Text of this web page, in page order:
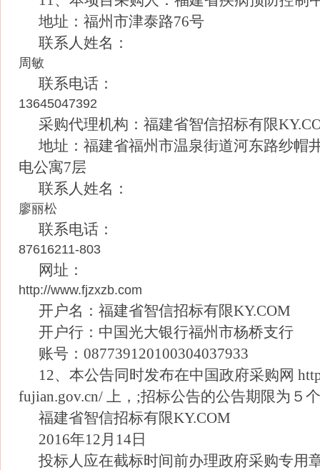
地址：福州市津泰路76号
联系人姓名：
周敏
联系电话：
13645047392
采购代理机构：福建省智信招标有限
地址：福建省福州市温泉街道河东路纱帽
电公寓7层
联系人姓名：
廖丽松
联系电话：
87616211-803
网址：
http://www.fjzxzb.com
开户名：福建省智信招标有限KY.COM
开户行：中国光大银行福州市杨桥支行
账号：087739120100304037933
12、本公告同时发布在中国政府采购网
fujian.gov.cn/ 上，;招标公告的公告期限为５
福建省智信招标有限KY.COM
2016年12月14日
投标人应在截标时间前办理政府采购专用